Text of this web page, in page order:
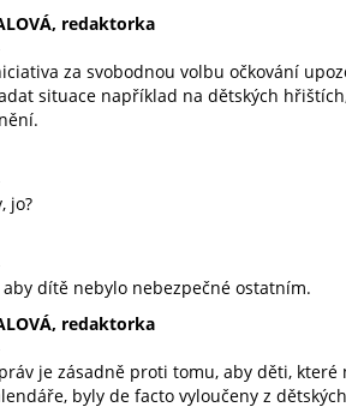
redaktorka
za svobodnou volbu očkování
situace například na dětských
jo?
aby dítě nebylo nebezpečné ostatním.
redaktorka
je zásadně proti tomu, aby děti,
byly de facto vyloučeny z